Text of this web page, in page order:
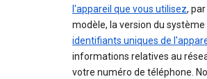
l'appareil que vous utilisez,
modèle, la version du
identifiants uniques de
informations relatives au
votre numéro de téléphone.